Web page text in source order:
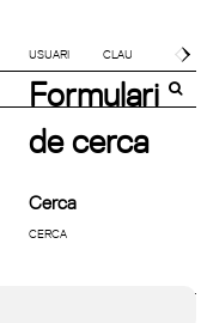
Formulari
de cerca
Cerca